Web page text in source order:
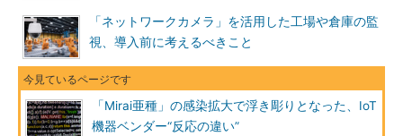
「ネットワークカメラ」を活用した工場や倉庫の監
視、導入前に考えるべきこと
「Mirai亜種」の感染拡大で浮き彫りとなった、IoT
機器ベンダー“反応の違い”